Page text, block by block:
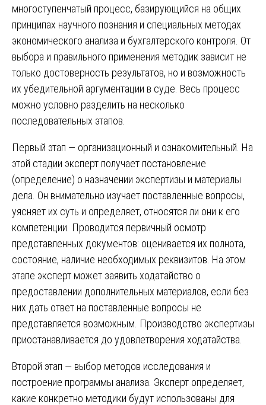
многоступенчатый процесс, базирующийся на общих
принципах научного познания и специальных методах
экономического анализа и бухгалтерского контроля. От
выбора и правильного применения методик зависит не
только достоверность результатов, но и возможность
их убедительной аргументации в суде. Весь процесс
можно условно разделить на несколько
последовательных этапов.
Первый этап — организационный и ознакомительный. На
этой стадии эксперт получает постановление
(определение) о назначении экспертизы и материалы
дела. Он внимательно изучает поставленные вопросы,
уясняет их суть и определяет, относятся ли они к его
компетенции. Проводится первичный осмотр
представленных документов: оценивается их полнота,
состояние, наличие необходимых реквизитов. На этом
этапе эксперт может заявить ходатайство о
предоставлении дополнительных материалов, если без
них дать ответ на поставленные вопросы не
представляется возможным. Производство экспертизы
приостанавливается до удовлетворения ходатайства.
Второй этап — выбор методов исследования и
построение программы анализа. Эксперт определяет,
какие конкретно методики будут использованы для